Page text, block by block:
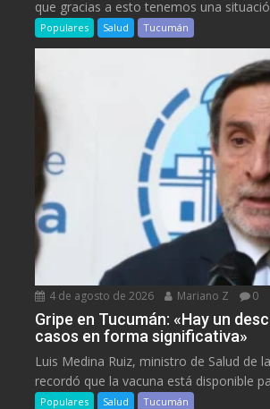
que gracias a esto tenemos una
Populares Salud Tucumán
4 de agosto de 2026 Mariano Z 0
Gripe en Tucumán: «Hay un
casos en forma significativa»
Luis Medina Ruiz, ministro de Salud de
recordó que la vacuna está disponible
Populares Salud Tucumán